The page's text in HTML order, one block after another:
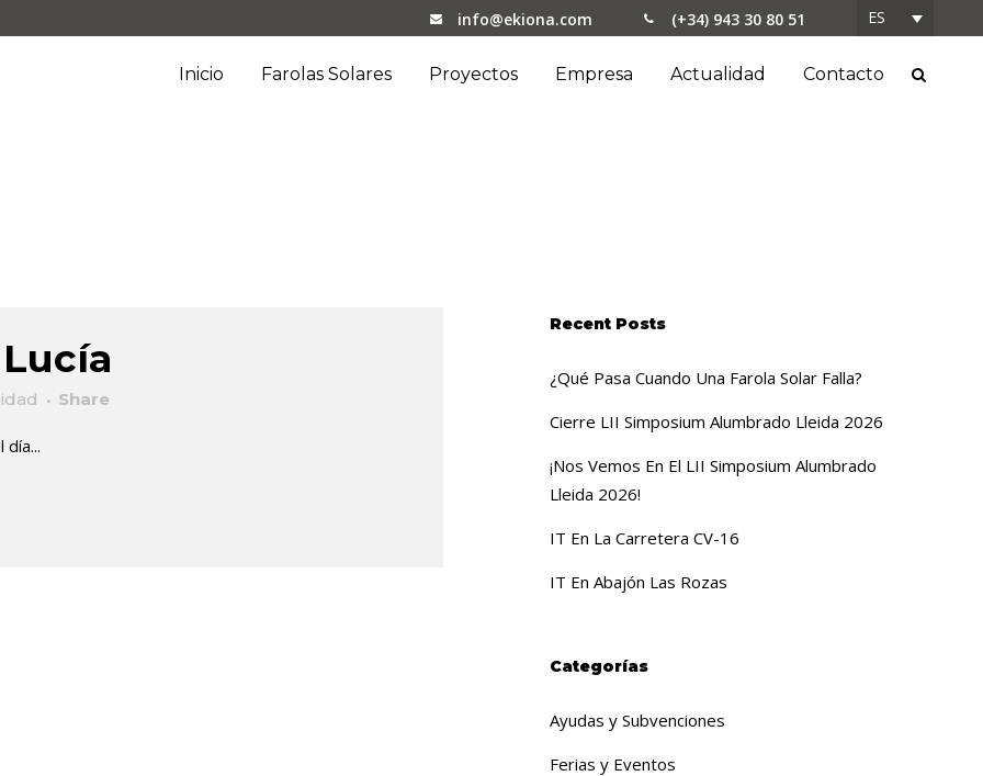
info@ekiona.com (+34) 943 30 80 51 ES
Inicio Farolas Solares Proyectos Empresa Actualidad Contacto
Share
día...
Recent Posts
¿Qué Pasa Cuando Una Farola Solar Falla?
Cierre LII Simposium Alumbrado Lleida 2026
¡Nos Vemos En El LII Simposium Alumbrado
Lleida 2026!
IT En La Carretera CV-16
IT En Abajón Las Rozas
Categorías
Ayudas y Subvenciones
Ferias y Eventos